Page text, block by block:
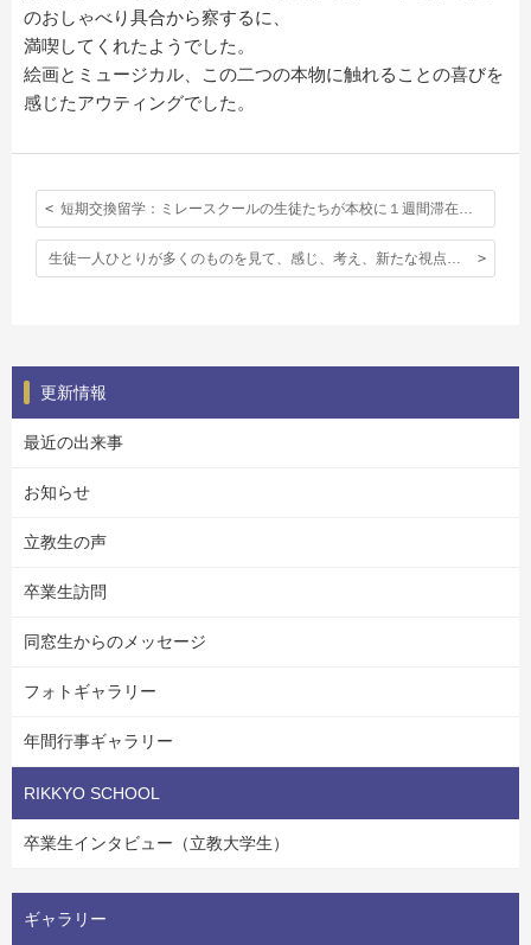
のおしゃべり具合から察するに、
満喫してくれたようでした。
絵画とミュージカル、この二つの本物に触れることの喜びを
感じたアウティングでした。
更新情報
最近の出来事
お知らせ
立教生の声
卒業生訪問
同窓生からのメッセージ
フォトギャラリー
年間行事ギャラリー
RIKKYO SCHOOL
卒業生インタビュー（立教大学生）
ギャラリー